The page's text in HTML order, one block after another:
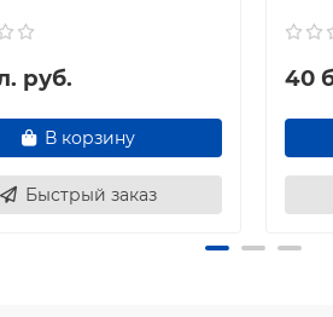
руб.
В корзину
Быстрый заказ
40